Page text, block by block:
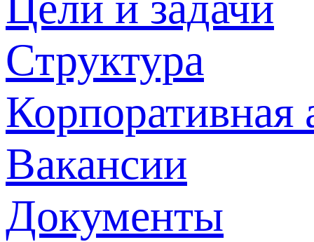
Структура
Корпоративная
Вакансии
Документы